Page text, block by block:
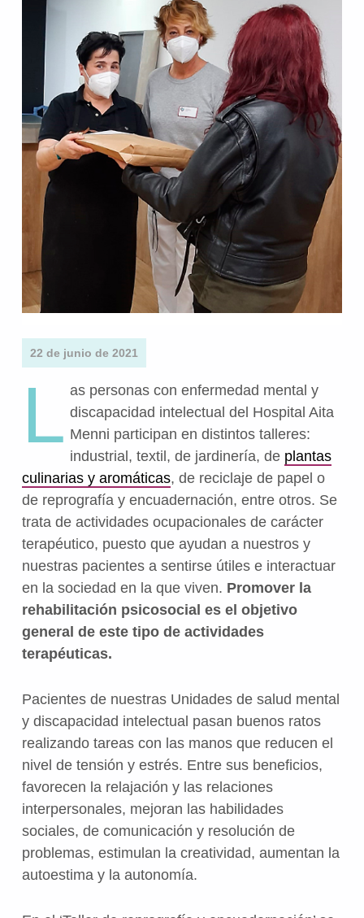
22 de junio de 2021
L as personas con enfermedad mental y
discapacidad intelectual del Hospital Aita
Menni participan en distintos talleres:
industrial, textil, de jardinería, de plantas
culinarias y aromáticas, de reciclaje de papel o
de reprografía y encuadernación, entre otros. Se
trata de actividades ocupacionales de carácter
terapéutico, puesto que ayudan a nuestros y
nuestras pacientes a sentirse útiles e interactuar
en la sociedad en la que viven. Promover la
rehabilitación psicosocial es el objetivo
general de este tipo de actividades
terapéuticas.
Pacientes de nuestras Unidades de salud mental
y discapacidad intelectual pasan buenos ratos
realizando tareas con las manos que reducen el
nivel de tensión y estrés. Entre sus beneficios,
favorecen la relajación y las relaciones
interpersonales, mejoran las habilidades
sociales, de comunicación y resolución de
problemas, estimulan la creatividad, aumentan la
autoestima y la autonomía.